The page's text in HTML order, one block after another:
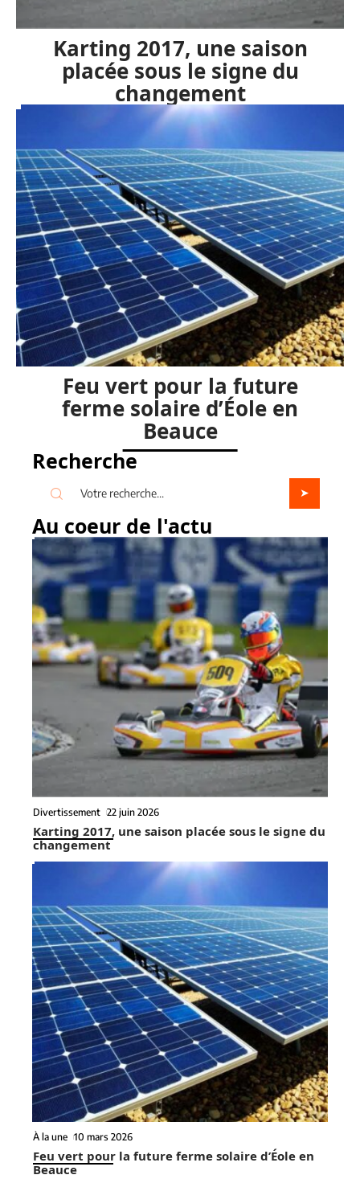
Karting 2017, une saison
placée sous le signe du
changement
Feu vert pour la future
ferme solaire d’Éole en
Beauce
Recherche
Au coeur de l'actu
Divertissement 22 juin 2026
Karting 2017, une saison placée sous le signe du
changement
À la une 10 mars 2026
Feu vert pour la future ferme solaire d’Éole en
Beauce